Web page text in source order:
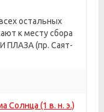
остальных
к месту сбора
ПЛАЗА (пр. Саят-
Солнца (1 в. н. э.)